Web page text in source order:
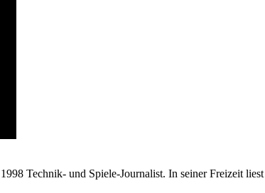
Technik- und Spiele-Journalist. In seiner Freizeit